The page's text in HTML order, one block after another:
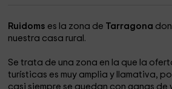
Ruidoms es la zona de Tarragona
nuestra casa rural.
Se trata de una zona en la que la
turísticas es muy amplia y llamativa,
casi siempre se quedan con ganas de